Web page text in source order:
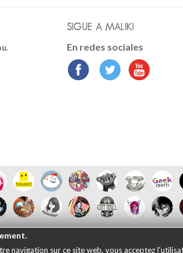
SIGUE A MALIKI
En redes sociales
navigation sur ce site web, vous acceptez